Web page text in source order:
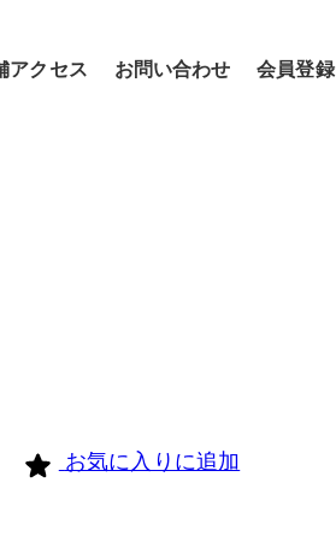
アクセス お問い合わせ 会員登録
お気に入りに追加